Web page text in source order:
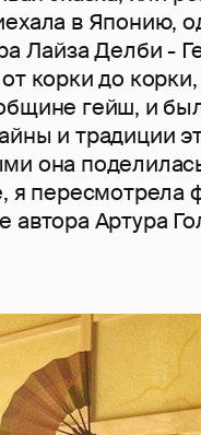
в Японию,
Лайза Делби -
корки до
гейш, и
и традиции
она
я
автора Артура